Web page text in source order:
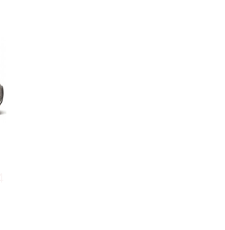
White Silver